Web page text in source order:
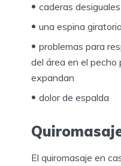
caderas desiguales
una espina giratoria
problemas para
del área en el pecho
expandan
dolor de espalda
El quiromasaje en